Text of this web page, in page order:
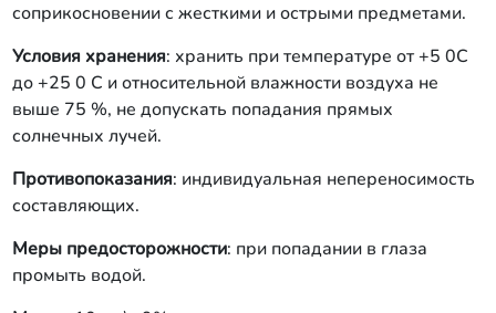
соприкосновении с жесткими и острыми предметами.
Условия хранения: хранить при температуре от +5 0С
до +25 0 С и относительной влажности воздуха не
выше 75 %, не допускать попадания прямых
солнечных лучей.
Противопоказания: индивидуальная непереносимость
составляющих.
Меры предосторожности: при попадании в глаза
промыть водой.